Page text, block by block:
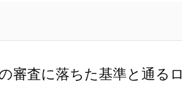
審査に落ちた基準と通るロ